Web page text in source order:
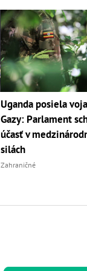
Uganda posiela
Gazy: Parlament
účasť v
silách
Zahraničné